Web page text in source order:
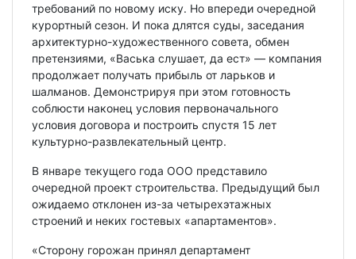
требований по новому иску. Но впереди очередной
курортный сезон. И пока длятся суды, заседания
архитектурно-художественного совета, обмен
претензиями, «Васька слушает, да ест» — компания
продолжает получать прибыль от ларьков и
шалманов. Демонстрируя при этом готовность
соблюсти наконец условия первоначального
условия договора и построить спустя 15 лет
культурно-развлекательный центр.
В январе текущего года ООО представило
очередной проект строительства. Предыдущий был
ожидаемо отклонен из-за четырехэтажных
строений и неких гостевых «апартаментов».
«Сторону горожан принял департамент